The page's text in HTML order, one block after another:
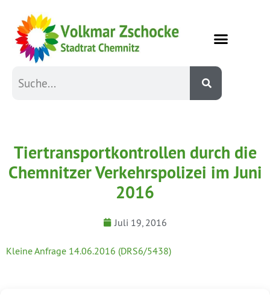
Tiertransportkontrollen durch die
Chemnitzer Verkehrspolizei im Juni
2016
Juli 19, 2016
Kleine Anfrage 14.06.2016 (DRS6/5438)